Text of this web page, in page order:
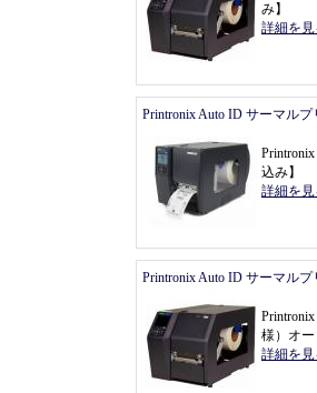
み】
詳細を
Printronix Auto ID サーマルプ
込み】
詳細を
Printronix Auto ID サーマルプ
様） オ
詳細を